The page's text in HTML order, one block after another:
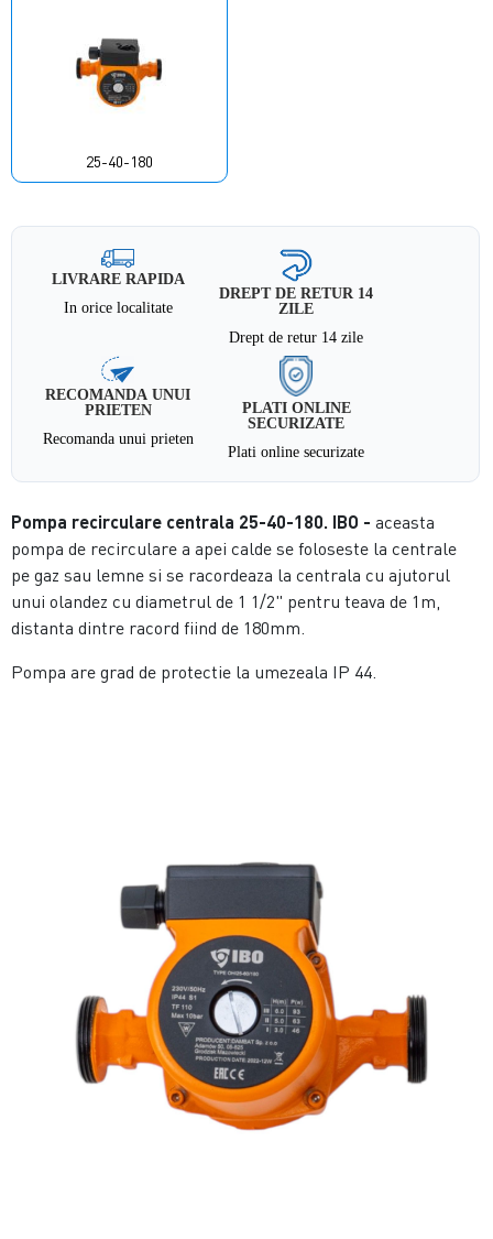
25-40-180
LIVRARE RAPIDA
In orice localitate
DREPT DE RETUR 14
ZILE
Drept de retur 14 zile
RECOMANDA UNUI
PRIETEN
Recomanda unui prieten
PLATI ONLINE
SECURIZATE
Plati online securizate
Pompa recirculare centrala 25-40-180. IBO -aceasta
pompa de recirculare a apei calde se foloseste la centrale
pe gaz sau lemne si se racordeaza la centrala cu ajutorul
unui olandez cu diametrul de 1 1/2" pentru teava de 1m,
distanta dintre racord fiind de 180mm.
Pompa are grad de protectie la umezeala IP 44.